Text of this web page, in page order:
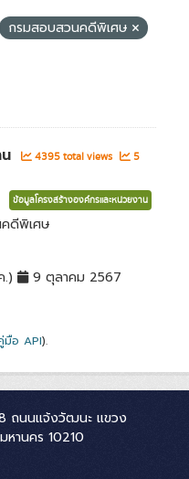
กรมสอบสวนคดีพิเศษ
4395 total views
5
ข้อมูลโครงสร้างองค์กรและหน่วยงาน
คดีพิเศษ
.) 9 ตุลาคม 2567
มือ API).
ถนนแจ้งวัฒนะ แขวง
านคร 10210